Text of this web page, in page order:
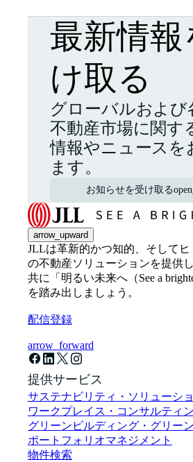
最新情報
け取る
グローバルおよび
不動産市場に関す
情報やニュースを
ます。
お知らせを受け取る
arrow_upward
JLLは革新的かつ知的、そして
の不動産ソリューションを提供
共に「明るい未来へ（See a
を踏み出しましょう。
配信登録
arrow_forward
提供サービス
サステナビリティ・ソリューシ
ワークプレイス・コンサルティ
グリーンビルディング・グリー
ポートフォリオマネジメント
物件検索